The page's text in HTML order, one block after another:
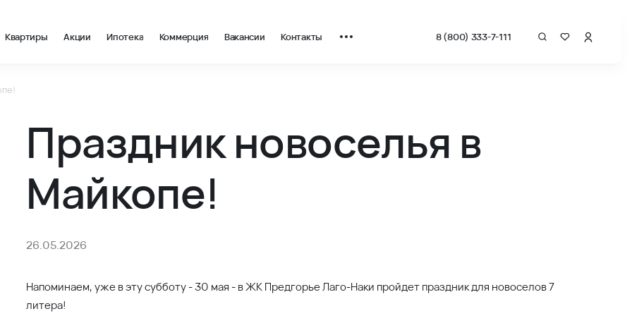
Квартиры Акции Ипотека Коммерция Вакансии Контакты 8 (800) 333-7-111
Праздник новоселья в
Майкопе!
26.05.2026
Напоминаем, уже в эту субботу - 30 мая - в ЖК Предгорье Лаго-Наки пройдет праздник для новоселов 7
литера!